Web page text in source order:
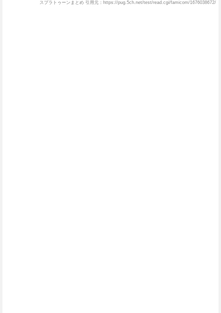
スプラトゥーンまとめ 引用元：https://pug.5ch.net/test/read.cgi/famicom/1676038672/